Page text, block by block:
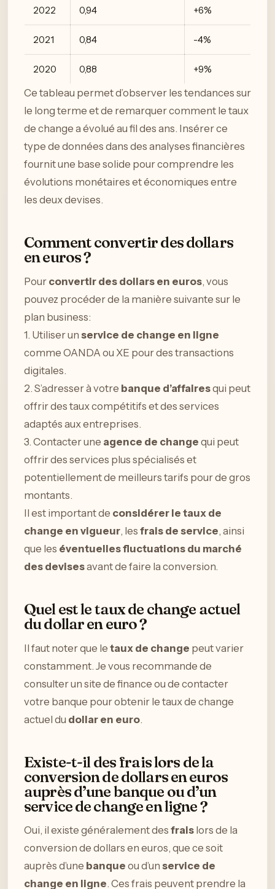
2022 0,94 +6%
2021 0,84 -4%
2020 0,88 +9%
Ce tableau permet d’observer les tendances sur
le long terme et de remarquer comment le taux
de change a évolué au fil des ans. Insérer ce
type de données dans des analyses financières
fournit une base solide pour comprendre les
évolutions monétaires et économiques entre
les deux devises.
Comment convertir des dollars
en euros ?
Pour convertir des dollars en euros, vous
pouvez procéder de la manière suivante sur le
plan business:
1. Utiliser un service de change en ligne
comme OANDA ou XE pour des transactions
digitales.
2. S’adresser à votre banque d’affairesqui peut
offrir des taux compétitifs et des services
adaptés aux entreprises.
3. Contacter une agence de change qui peut
offrir des services plus spécialisés et
potentiellement de meilleurs tarifs pour de gros
montants.
Il est important de considérer le taux de
change en vigueur, les frais de service, ainsi
que les éventuelles fluctuations du marché
des devisesavant de faire la conversion.
Quel est le taux de change actuel
du dollar en euro ?
Il faut noter que le taux de change peut varier
constamment. Je vous recommande de
consulter un site de finance ou de contacter
votre banque pour obtenir le taux de change
actuel du dollar en euro.
Existe-t-il des frais lors de la
conversion de dollars en euros
auprès d’une banque ou d’un
service de change en ligne ?
Oui, il existe généralement des frais lors de la
conversion de dollars en euros, que ce soit
auprès d’une banque ou d’un service de
change en ligne. Ces frais peuvent prendre la